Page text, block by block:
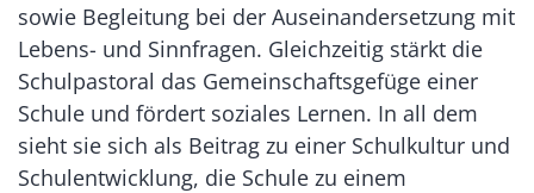
sowie Begleitung bei der Auseinandersetzung mit
Lebens- und Sinnfragen. Gleichzeitig stärkt die
Schulpastoral das Gemeinschaftsgefüge einer
Schule und fördert soziales Lernen. In all dem
sieht sie sich als Beitrag zu einer Schulkultur und
Schulentwicklung, die Schule zu einem